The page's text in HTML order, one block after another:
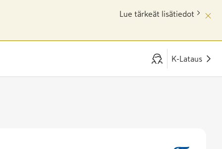
Lue tärkeät lisätiedot
K-Lataus